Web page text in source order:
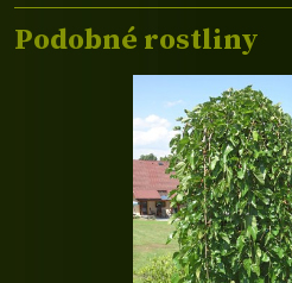
Podobné rostliny